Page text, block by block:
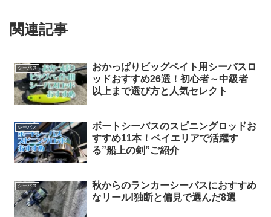
関連記事
シーバス
おかっぱりビッグベイト用シーバスロ
ッドおすすめ26選！初心者～中級者
以上まで選び方と人気セレクト
シーバス
ボートシーバスのスピニングロッドお
すすめ11本！ベイエリアで活躍す
る”船上の剣”ご紹介
シーバス
秋からのランカーシーバスにおすすめ
なリール!独断と偏見で選んだ8選